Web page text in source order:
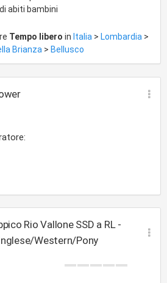
di abiti bambini
Tempo libero in Italia > Lombardia >
Brianza > Bellusco
Rio Vallone SSD a RL -
Western/Pony